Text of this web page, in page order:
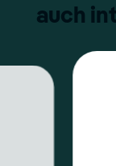
auch